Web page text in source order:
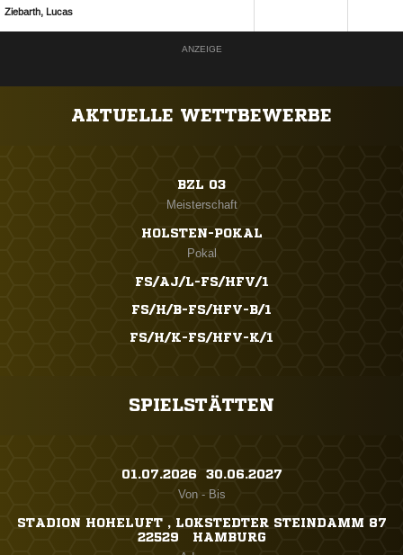
 
ANZEIGE
AKTUELLE WETTBEWERBE
BZL 03
Meisterschaft
HOLSTEN-POKAL
Pokal
FS/AJ/L-FS/HFV/1
FS/H/B-FS/HFV-B/1
FS/H/K-FS/HFV-K/1
SPIELSTÄTTEN
01.07.2026 ​ 30.06.2027
Von - Bis
STADION HOHELUFT , LOKSTEDTER STEINDAMM 87
22529 HAMBURG